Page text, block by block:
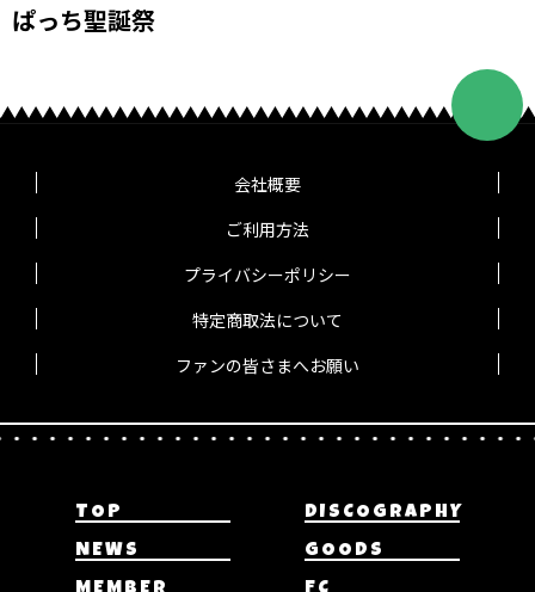
ぱっち聖誕祭
会社概要
ご利用方法
プライバシーポリシー
特定商取法について
ファンの皆さまへお願い
TOP
DISCOGRAPHY
NEWS
GOODS